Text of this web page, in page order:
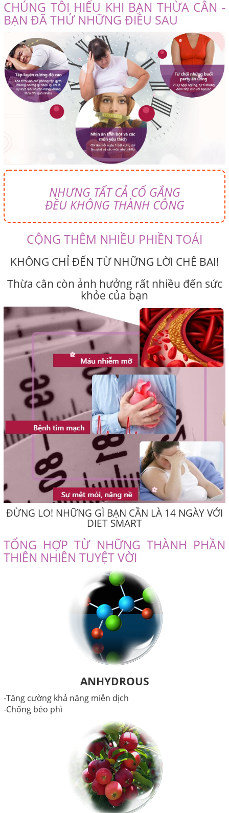
CHÚNG TÔI HIỂU KHI BẠN THỪA CÂN -
BẠN ĐÃ THỬ NHỮNG ĐIỀU SAU
NHƯNG TẤT CẢ CỐ GẮNG
ĐỀU KHÔNG THÀNH CÔNG
CỘNG THÊM NHIỀU PHIỀN TOÁI
KHÔNG CHỈ ĐẾN TỪ NHỮNG LỜI CHÊ BAI!
Thừa cân còn ảnh hưởng rất nhiều đến sức
khỏe của bạn
ĐỪNG LO! NHỮNG GÌ BẠN CẦN LÀ 14 NGÀY VỚI
DIET SMART
TỔNG HỢP TỪ NHỮNG THÀNH PHẦN
THIÊN NHIÊN TUYỆT VỜI
ANHYDROUS
-Tăng cường khả năng miễn dịch
-Chống béo phì